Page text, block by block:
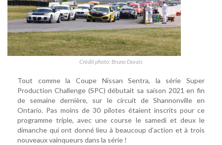
Crédit photo: Bruno Dorais
Tout comme la Coupe Nissan Sentra, la série Super
Production Challenge (SPC) débutait sa saison 2021 en fin
de semaine dernière, sur le circuit de Shannonville en
Ontario. Pas moins de 30 pilotes étaient inscrits pour ce
programme triple, avec une course le samedi et deux le
dimanche qui ont donné lieu à beaucoup d’action et à trois
nouveaux vainqueurs dans la série !